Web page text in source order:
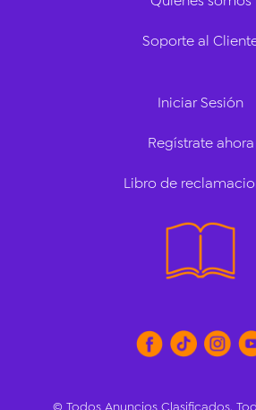
Soporte al
Iniciar Sesión
Regístrate ahora
Libro de
© Todos Anuncios Clasificados.